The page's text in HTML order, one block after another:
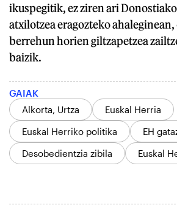
ikuspegitik, ez ziren ari
atxilotzea eragozteko
berrehun horien giltzapetzea
baizik.
GAIAK
Alkorta, Urtza
Euskal Herria
Euskal Herriko politika
EH
Desobedientzia zibila
Euskal